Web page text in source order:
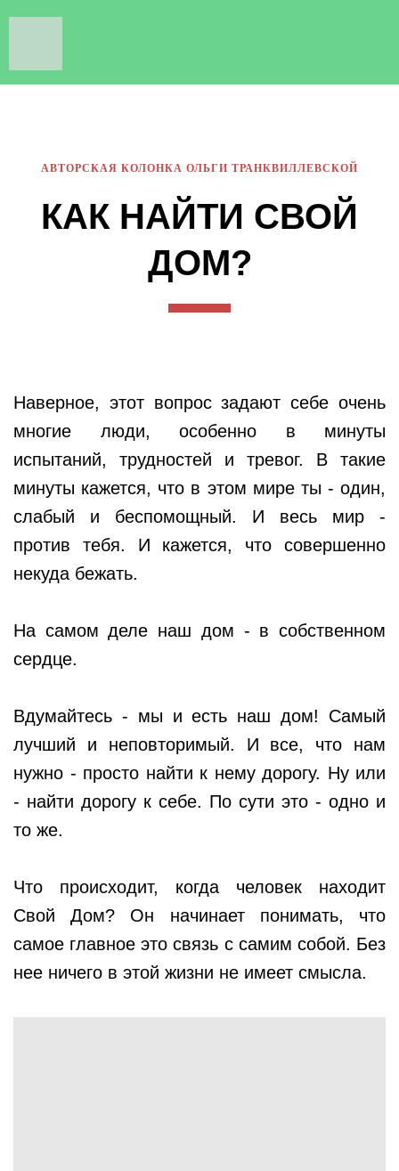
АВТОРСКАЯ КОЛОНКА ОЛЬГИ ТРАНКВИЛЛЕВСКОЙ
КАК НАЙТИ СВОЙ
ДОМ?
Наверное, этот вопрос задают себе очень
многие люди, особенно в минуты
испытаний, трудностей и тревог. В такие
минуты кажется, что в этом мире ты - один,
слабый и беспомощный. И весь мир -
против тебя. И кажется, что совершенно
некуда бежать.
На самом деле наш дом - в собственном
сердце.
Вдумайтесь - мы и есть наш дом! Самый
лучший и неповторимый. И все, что нам
нужно - просто найти к нему дорогу. Ну или
- найти дорогу к себе. По сути это - одно и
то же.
Что происходит, когда человек находит
Свой Дом? Он начинает понимать, что
самое главное это связь с самим собой. Без
нее ничего в этой жизни не имеет смысла.